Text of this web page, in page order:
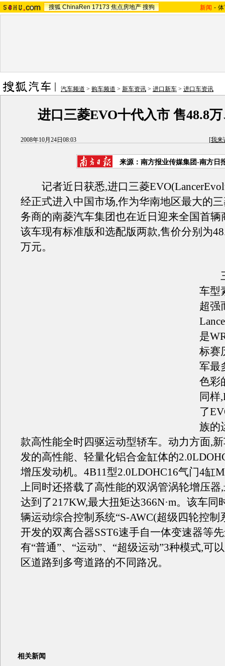
搜狐 ChinaRen 17173 焦点房地产 搜狗 新闻 -
汽车频道 > 购车频道 > 新车资讯 > 进口新车 > 进口车资讯
进口三菱EVO十代入市 售48.8万
2008年10月24日08:03 [我来
来源：南方报业传媒集团-南方日
记者近日获悉,进口三菱
经正式进入中国市场,作为华南地区最大的
务商的南菱汽车集团也在近日迎来全国首辆
该车现有标准版和选配版两款,售价分别为
万元。
三
车型
超强
是
标赛
军最
色彩
同样
了
族的
款高性能全时四驱运动型轿车。动力方面,
发的高性能、轻量化铝合金缸体的
增压发动机。4B11型2.0LDOHC16气门4缸
上同时还搭载了高性能的双涡管涡轮增压器
达到了217KW,最大扭矩达366N·m。该车同
辆运动综合控制系统“S-AWC(超级四轮控制
开发的双离合器SST6速手自一体变速器等
有“普通”、“运动”、“超级运动”3种模式,可
区道路到多弯道路的不同路况。
相关新闻